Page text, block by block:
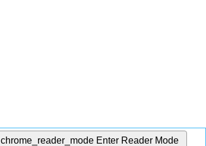
chrome_reader_mode Enter Reader Mode